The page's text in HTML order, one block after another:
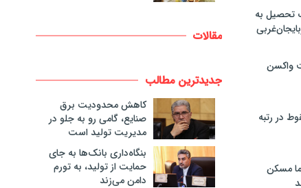
تحصیل به
واکسن
در رتبه
مسکن
مقالات
جدیدترین مطالب
کاهش محدودیت برق
صنایع، گامی رو به جلو در
مدیریت تولید است
بنگاه‌داری بانک‌ها به جای
حمایت از تولید، به تورم
دامن می‌زند